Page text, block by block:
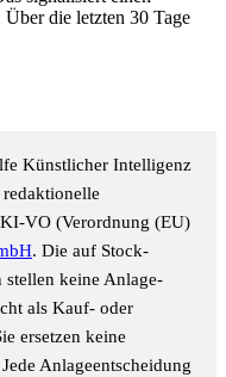
die letzten 30 Tage
Künstlicher Intelligenz
VO (Verordnung (EU)
. Die auf Stock-
keine Anlage-
als Kauf- oder
ersetzen keine
Anlageentscheidung